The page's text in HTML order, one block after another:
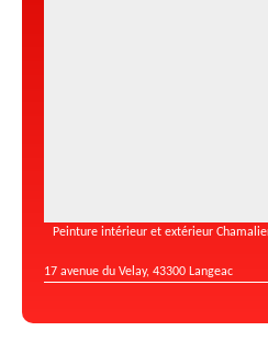
Peinture intérieur et extérieur
17 avenue du Velay, 43300 Langeac